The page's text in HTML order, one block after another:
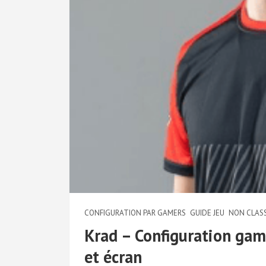
CONFIGURATION PAR GAMERS GUIDE JEU NON
Krad – Configuration
et écran